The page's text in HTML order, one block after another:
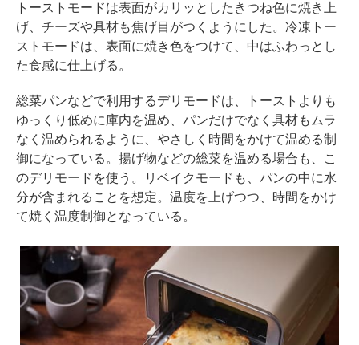
トーストモードは表面がカリッとしたきつね色に焼き上
げ、チーズや具材も焦げ目がつくようにした。冷凍トー
ストモードは、表面に焼き色をつけて、中はふわっとし
た食感に仕上げる。
総菜パンなどで利用するデリモードは、トーストよりも
ゆっくり低めに庫内を温め、パンだけでなく具材もムラ
なく温められるように、やさしく時間をかけて温める制
御になっている。揚げ物などの総菜を温める場合も、こ
のデリモードを使う。リベイクモードも、パンの中に水
分が含まれることを想定。温度を上げつつ、時間をかけ
て焼く温度制御となっている。